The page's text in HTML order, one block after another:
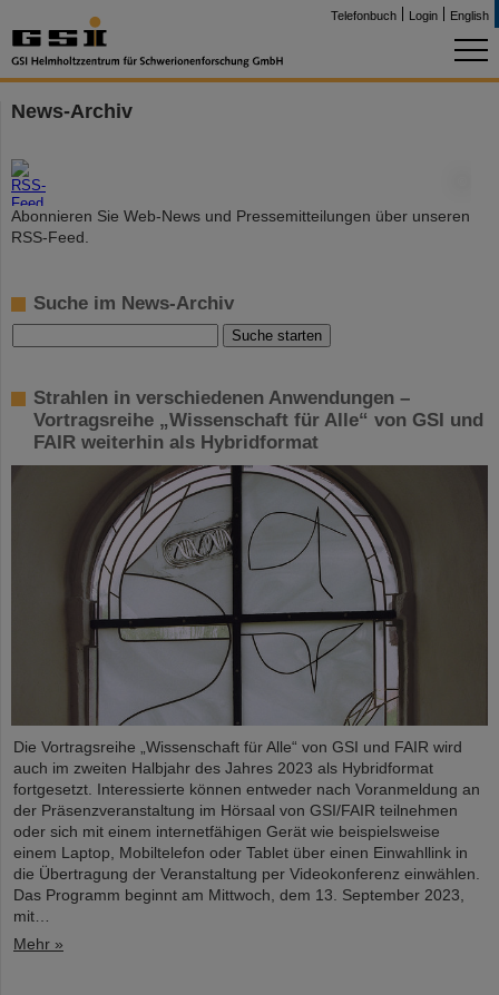
Telefonbuch Login English
News-Archiv
Abonnieren Sie Web-News und Pressemitteilungen über unseren
RSS-Feed.
Suche im News-Archiv
Strahlen in verschiedenen Anwendungen –
Vortragsreihe „Wissenschaft für Alle“ von GSI und
FAIR weiterhin als Hybridformat
Die Vortragsreihe „Wissenschaft für Alle“ von GSI und FAIR wird
auch im zweiten Halbjahr des Jahres 2023 als Hybridformat
fortgesetzt. Interessierte können entweder nach Voranmeldung an
der Präsenzveranstaltung im Hörsaal von GSI/FAIR teilnehmen
oder sich mit einem internetfähigen Gerät wie beispielsweise
einem Laptop, Mobiltelefon oder Tablet über einen Einwahllink in
die Übertragung der Veranstaltung per Videokonferenz einwählen.
Das Programm beginnt am Mittwoch, dem 13. September 2023,
mit…
Mehr »